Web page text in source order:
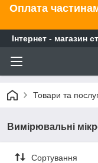
Оплата
Інтернет - магазин
Товари та
Вимірювальні
Сортування